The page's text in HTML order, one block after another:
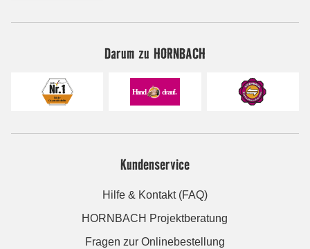
Darum zu HORNBACH
Kundenservice
Hilfe & Kontakt (FAQ)
HORNBACH Projektberatung
Fragen zur Onlinebestellung